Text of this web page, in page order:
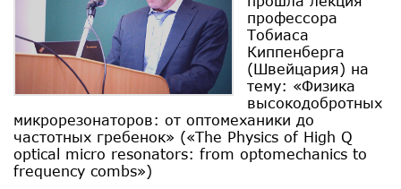
профессора
Тобиаса
Киппенберга
(Швейцария) на
тему: «Физика
высокодобротных
микрорезонаторов: от оптомеханики до
частотных гребенок» («The Physics of High Q
optical micro resonators: from optomechanics to
frequency combs»)